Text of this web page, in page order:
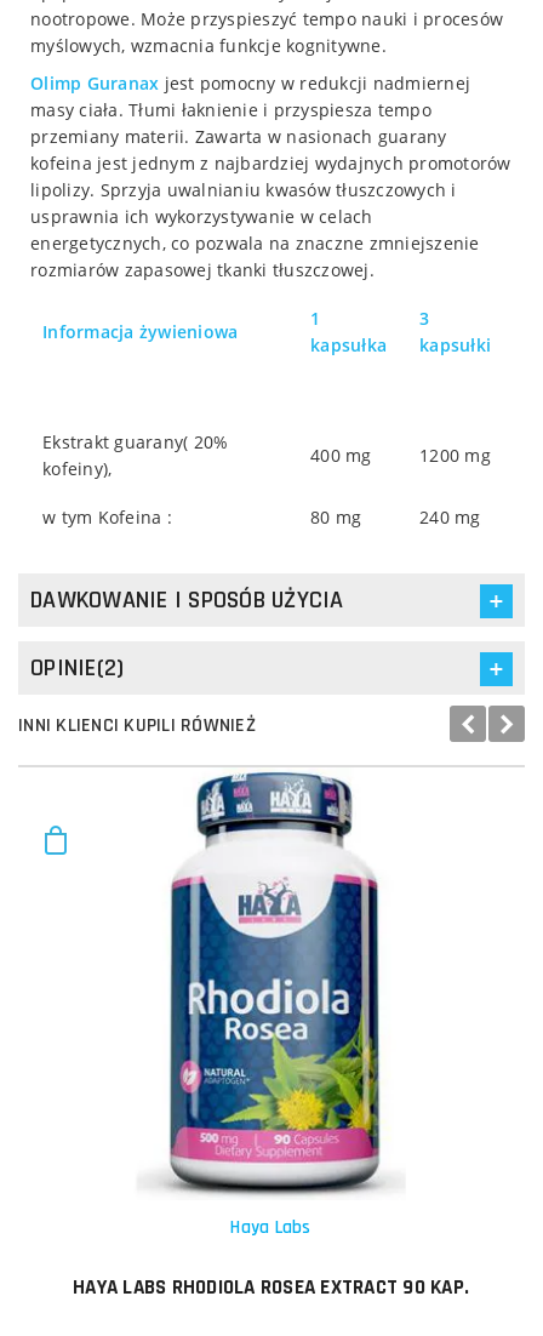
nootropowe. Może przyspieszyć tempo nauki i procesów
myślowych, wzmacnia funkcje kognitywne.
Olimp Guranax jest pomocny w redukcji nadmiernej
masy ciała. Tłumi łaknienie i przyspiesza tempo
przemiany materii. Zawarta w nasionach guarany
kofeina jest jednym z najbardziej wydajnych promotorów
lipolizy. Sprzyja uwalnianiu kwasów tłuszczowych i
usprawnia ich wykorzystywanie w celach
energetycznych, co pozwala na znaczne zmniejszenie
rozmiarów zapasowej tkanki tłuszczowej.
Informacja żywieniowa
1
kapsułka
3
kapsułki
Ekstrakt guarany( 20%
kofeiny),
400 mg 1200 mg
w tym Kofeina : 80 mg 240 mg
DAWKOWANIE I SPOSÓB UŻYCIA
OPINIE(2)
INNI KLIENCI KUPILI RÓWNIEŻ
Haya Labs
HAYA LABS RHODIOLA ROSEA EXTRACT 90 KAP.